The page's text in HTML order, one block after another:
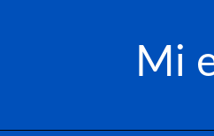
Mi